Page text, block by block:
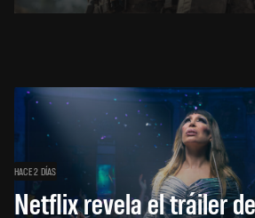
HACE 2 DÍAS
Netflix revela el tráiler